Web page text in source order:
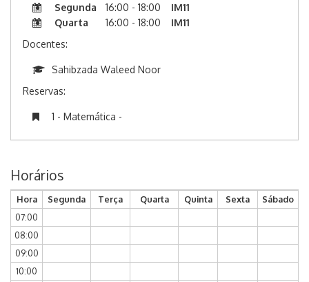
Segunda 16:00 - 18:00
IM11
Quarta
16:00 - 18:00
IM11
Docentes:
Sahibzada Waleed Noor
Reservas:
1 - Matemática -
Horários
Hora Segunda Terça Quarta Quinta Sexta
Sábado
07:00
08:00
09:00
10:00